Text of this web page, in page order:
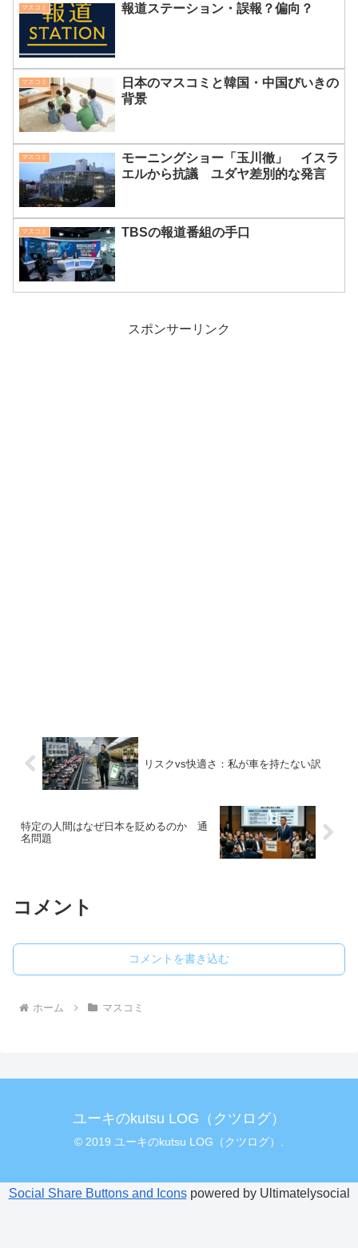
マスコミ 報道ステーション・誤報？偏向？
マスコミ
日本のマスコミと韓国・中国びいきの
背景
マスコミ
モーニングショー「玉川徹」 イスラ
エルから抗議 ユダヤ差別的な発言
マスコミ TBSの報道番組の手口
スポンサーリンク
リスクvs快適さ：私が車を持たない訳
特定の人間はなぜ日本を貶めるのか 通
名問題
コメント
コメントを書き込む
ホーム マスコミ
ユーキのkutsu LOG（クツログ）
© 2019 ユーキのkutsu LOG（クツログ）.
Social Share Buttons and Iconspowered by Ultimatelysocial